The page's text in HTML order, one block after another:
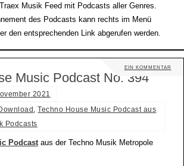
Musik Feed mit Podcasts aller Genres.
des Podcasts kann rechts im Menü
den entsprechenden Link abgerufen werden.
EIN KOMMENTAR
Music Podcast No. 394
2021
,Techno House Music Podcast aus
Podcasts
Podcastaus der Techno Musik Metropole